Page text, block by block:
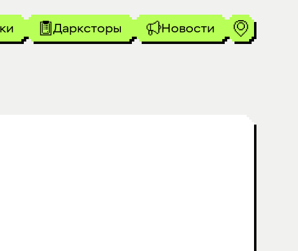
Дарксторы Новости